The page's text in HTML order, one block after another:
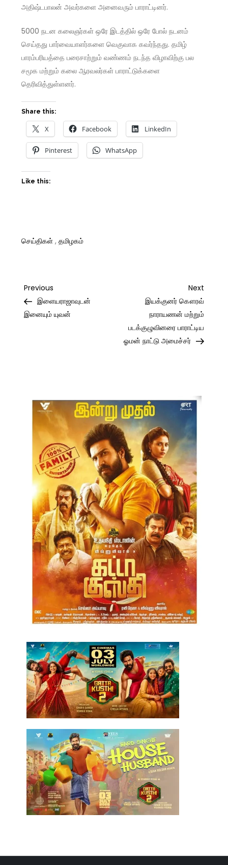
அதிஷ்டபாலன் அவர்களை அனைவரும் பாராட்டினர்.
5000 நடன கலைஞர்கள் ஒரே இடத்தில் ஒரே போல் நடனம்
செய்தது பார்வையாளர்களை வெகுவாக கவர்ந்தது. தமிழ்
பாரம்பரியத்தை பரைசாற்றும் வண்ணம் நடந்த விழாவிற்கு பல
சமூக மற்றும் கலை ஆரவலர்கள் பாராட்டுக்களை
தெரிவித்துள்ளனர்.
Share this:
X Facebook LinkedIn
Pinterest WhatsApp
Like this:
செய்திகள் ,தமிழகம்
Post
navigation
Previous
Post
Previous
இளையராஜாவுடன்
இனையும் யுவன்
Next
Post
Next
இயக்குனர் கௌரவ்
நாராயணன் மற்றும்
படக்குழுவினரை பாராட்டிய
ஓமன் நாட்டு அமைச்சர்